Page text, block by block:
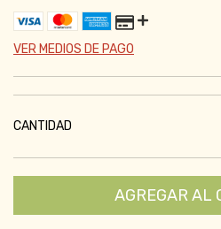
VER MEDIOS DE PAGO
CANTIDAD